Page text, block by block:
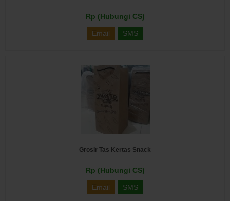
Rp (Hubungi CS)
Email SMS
Grosir Tas Kertas Snack
Rp (Hubungi CS)
Email SMS